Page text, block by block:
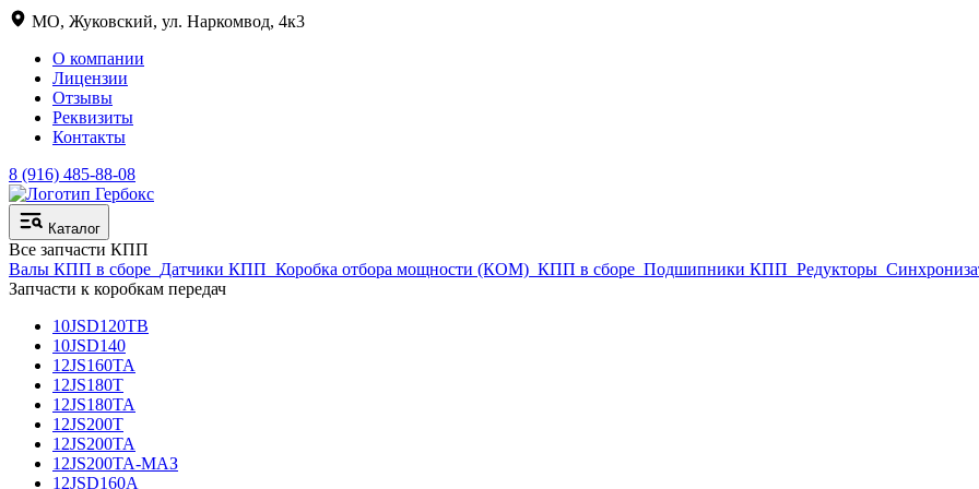
МО, Жуковский, ул. Наркомвод, 4к3
О компании
Лицензии
Отзывы
Реквизиты
Контакты
8 (916) 485-88-08
Каталог
Все запчасти КПП
Валы КПП в сборе Датчики КПП Коробка отбора мощности (КОМ) КПП в сборе Подшипники КПП Редукторы
Запчасти к коробкам передач
10JSD120TB
10JSD140
12JS160TA
12JS180T
12JS180TA
12JS200T
12JS200TA
12JS200TA-МАЗ
12JSD160A